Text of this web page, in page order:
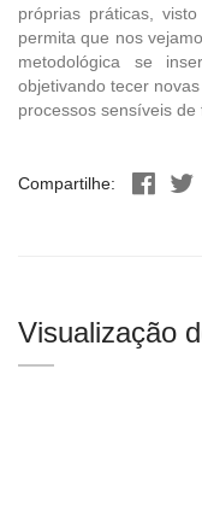
próprias práticas,
permita que nos
metodológica se
objetivando tecer
processos sensíveis de
Compartilhe:
Visualização